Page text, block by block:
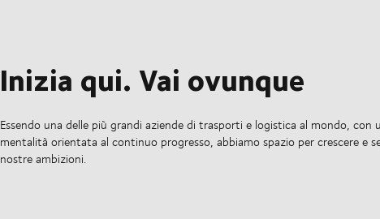
Inizia qui. Vai ovunque
Essendo una delle più grandi aziende di trasporti e logistica al mondo, con
mentalità orientata al continuo progresso, abbiamo spazio per crescere e
nostre ambizioni.